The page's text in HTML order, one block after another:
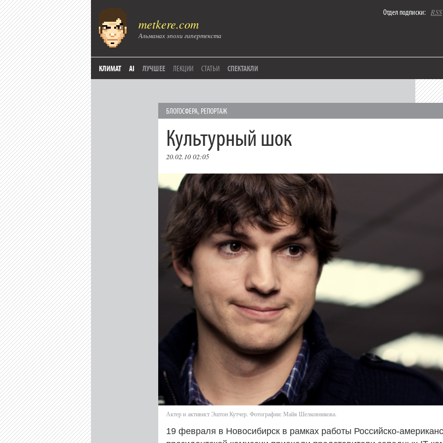
metkere.com
Альманах эпохи гипертекста
Отдел подписки: RSS
КЛИМАТ AI ЛУЧШЕЕ ЛЕКЦИИ СТАТЬИ СПЕКТАКЛИ
БЛОГОСФЕРА, РЕПОРТАЖ
Культурный шок
20.02.10 02:05
Актер и активист Эштон Кутчер. Фотографии: Майя Шелковникова.
19 февраля в Новосибирск в рамках работы Российско-